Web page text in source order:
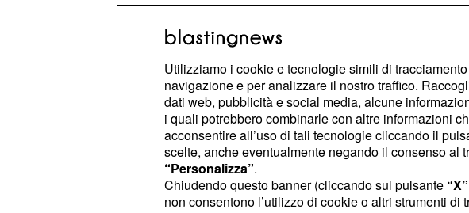
Liquidità e fiducia consentono quindi ad Amazon di
fare innovazione puntando sui desideri dei
progetto prosegue quella che è un'ulteriore
dei negozi fisici di Amazon e in particolare di
che adesso conta 16 punti vendita negli Stati Uniti, il
era stato aperto nel 2007.
Come funziona?
Perchè Amazon Go funzioni necessita di una App
Utilizziamo i cookie e tecnologie simili di
navigazione e per analizzare il nostro traffico.
dati web, pubblicità e social media, alcune
i quali potrebbero combinarle con altre informazioni
acconsentire all’uso di tali tecnologie cliccando il
scelte, anche eventualmente negando il consenso al
“Personalizza”.
Chiudendo questo banner (cliccando sul pulsante “X”
non consentono l’utilizzo di cookie o altri strumenti di